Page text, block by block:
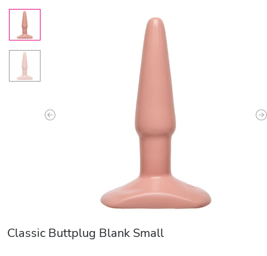
Previous
Classic Buttplug Blank Small